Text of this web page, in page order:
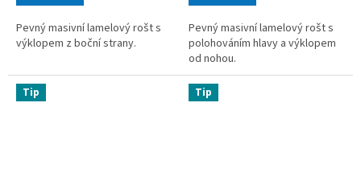
Pevný masivní lamelový rošt s
výklopem z boční strany.
Pevný masivní lamelový rošt s
polohováním hlavy a výklopem
od nohou.
Tip Tip